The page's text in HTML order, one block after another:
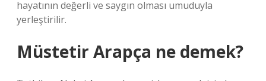
hayatının değerli ve saygın olması umuduyla
yerleştirilir.
Müstetir Arapça ne demek?